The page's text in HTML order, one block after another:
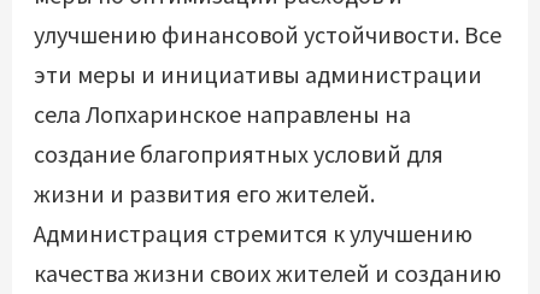
улучшению финансовой устойчивости. Все
эти меры и инициативы администрации
села Лопхаринское направлены на
создание благоприятных условий для
жизни и развития его жителей.
Администрация стремится к улучшению
качества жизни своих жителей и созданию